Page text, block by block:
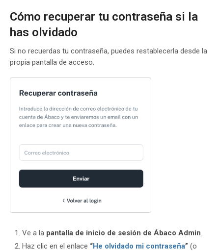
Cómo recuperar tu contraseña si la
has olvidado
Si no recuerdas tu contraseña, puedes restablecerla desde la
propia pantalla de acceso.
Ve a la pantalla de inicio de sesión de Ábaco Admin
Haz clic en el enlace “He olvidado mi contraseña” (o